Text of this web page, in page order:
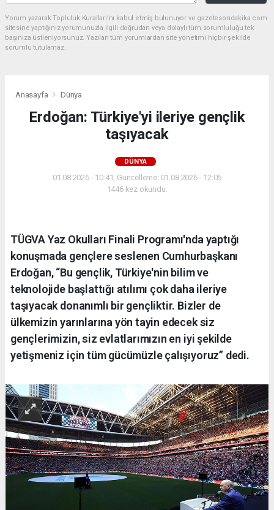
Yorum yazarak Topluluk Kuralları’nı kabul etmiş bulunuyor ve gazetesondakika.com
sitesine yaptığınız yorumunuzla ilgili doğrudan veya dolaylı tüm sorumluluğu tek
başınıza üstleniyorsunuz. Yazılan tüm yorumlardan site yönetimi hiçbir şekilde
sorumlu tutulamaz.
Anasayfa Dünya
Erdoğan: Türkiye'yi ileriye gençlik
taşıyacak
DÜNYA
01.08.2026 - 10:41, Güncelleme: 01.08.2026 - 12:05
1446 kez okundu.
TÜGVA Yaz Okulları Finali Programı'nda yaptığı
konuşmada gençlere seslenen Cumhurbaşkanı
Erdoğan, “Bu gençlik, Türkiye'nin bilim ve
teknolojide başlattığı atılımı çok daha ileriye
taşıyacak donanımlı bir gençliktir. Bizler de
ülkemizin yarınlarına yön tayin edecek siz
gençlerimizin, siz evlatlarımızın en iyi şekilde
yetişmeniz için tüm gücümüzle çalışıyoruz” dedi.